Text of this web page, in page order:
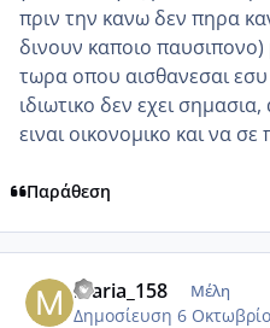
πριν την κανω δεν πηρα
δινουν καποιο
τωρα οπου αισθανεσαι
ιδιωτικο δεν εχει
ειναι οικονομικο και να
Παράθεση
maria_158 Μέλη
Δημοσίευση 6